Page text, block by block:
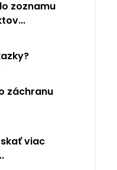
zoznamu
záchranu
viac